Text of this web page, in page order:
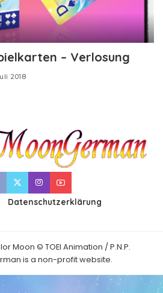
– Verlosung
2018
Datenschutzerklärung
Moon © TOEI Animation / P.N.P.
is a non-profit website.